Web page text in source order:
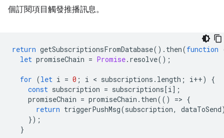
個訂閱項目觸發推播訊息。
return getSubscriptionsFromDatabase(). then(function
let promiseChain = Promise. resolve();
for (let i = 0 ; i < subscriptions . length ; i++)
{
const subscription = subscriptions[i ];
promiseChain = promiseChain . then(() => {
return triggerPushMsg(subscription, dataToSend
});
}